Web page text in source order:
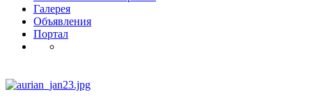
Галерея
Объявления
Портал